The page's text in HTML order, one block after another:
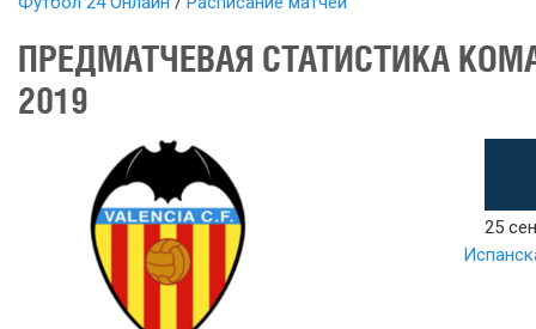
ПРЕДМАТЧЕВАЯ СТАТИСТИКА
2019
25